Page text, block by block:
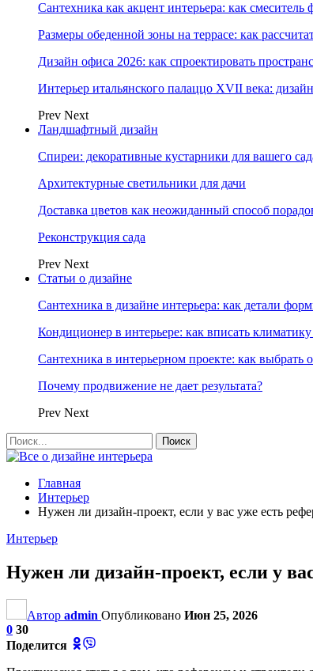
Сантехника как акцент интерьера: как
Размеры обеденной зоны на террасе: как
Дизайн офиса 2026: как спроектировать
Интерьер итальянского палаццо XVII века:
Prev Next
Ландшафтный дизайн
Спиреи: декоративные кустарники для вашего
Архитектурные светильники для дачи
Доставка цветов как неожиданный способ
Реконструкция сада
Prev Next
Статьи о дизайне
Сантехника в дизайне интерьера: как детали
Кондиционер в интерьере: как вписать
Сантехника в интерьерном проекте: как выбрать
Почему продвижение не дает результата?
Prev Next
Главная
Интерьер
Нужен ли дизайн-проект, если у вас уже есть
Интерьер
Нужен ли дизайн-проект, если у
Автор admin Опубликовано Июн 25, 2026
0 30
Поделится